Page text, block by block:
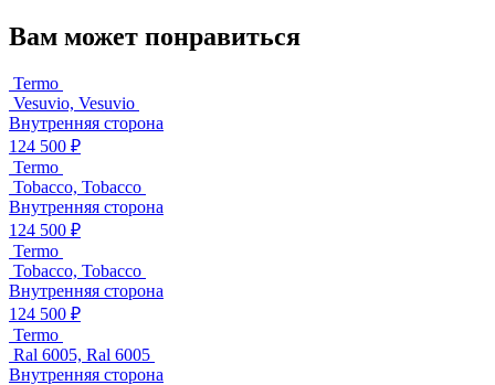
Вам может понравиться
Termo
Vesuvio, Vesuvio
Внутренняя сторона
124 500 ₽
Termo
Tobacco, Tobacco
Внутренняя сторона
124 500 ₽
Termo
Tobacco, Tobacco
Внутренняя сторона
124 500 ₽
Termo
Ral 6005, Ral 6005
Внутренняя сторона